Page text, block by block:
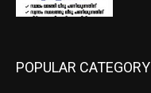
POPULAR CATEGORY